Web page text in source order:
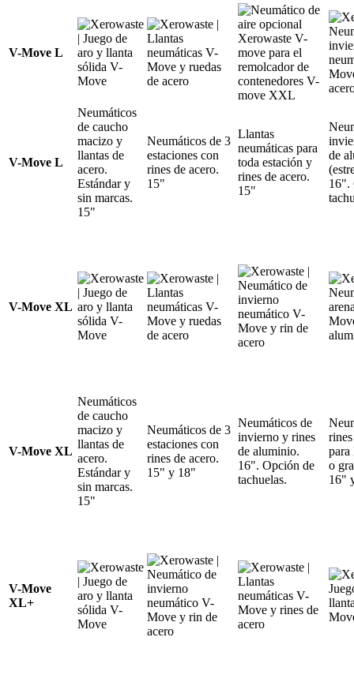
V-Move L
V-Move L
Neumáticos
de caucho
macizo y
llantas de
acero.
Estándar y
sin marcas.
15"
Neumáticos de 3
estaciones con
rines de acero.
15"
Llantas
neumáticas para
toda estación y
rines de acero.
15"
de
16".
V-Move XL
V-Move XL
Neumáticos
de caucho
macizo y
llantas de
acero.
Estándar y
sin marcas.
15"
Neumáticos de 3
estaciones con
rines de acero.
15" y 18"
Neumáticos de
invierno y rines
de aluminio.
16". Opción de
tachuelas.
para
o
16"
V-Move
XL+